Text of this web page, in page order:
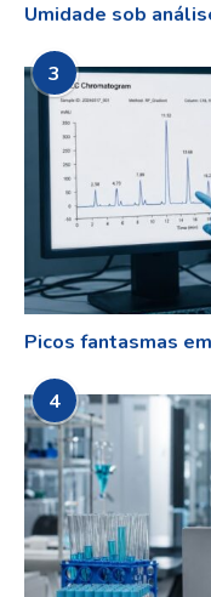
Umidade sob
3
Picos fantasmas
4